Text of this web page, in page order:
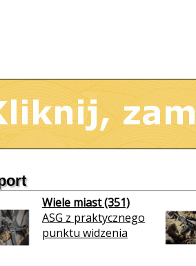
Wiele miast (351)
ASG z praktycznego
punktu widzenia